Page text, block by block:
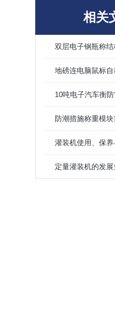
相关
双层电子钢瓶称
10吨电子汽车衡
防潮措施称重模
灌装机使用、保养
定量灌装机的发